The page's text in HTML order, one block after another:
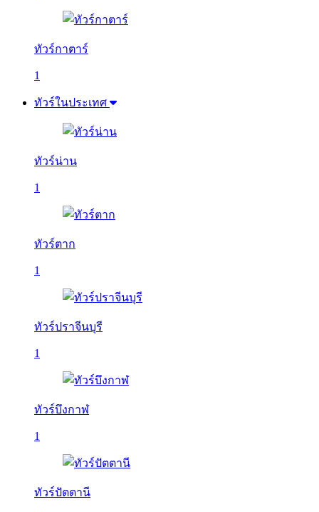
ทัวร์กาตาร์
1
ทัวร์ในประเทศ
ทัวร์น่าน
1
ทัวร์ตาก
1
ทัวร์ปราจีนบุรี
1
ทัวร์บึงกาฬ
1
ทัวร์ปัตตานี